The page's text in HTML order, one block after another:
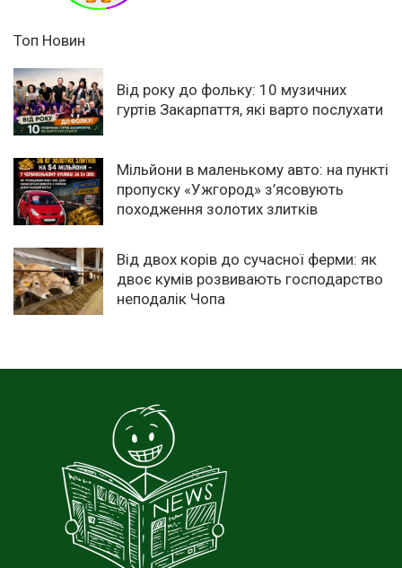
Топ Новин
Від року до фольку: 10 музичних
гуртів Закарпаття, які варто послухати
Мільйони в маленькому авто: на пункті
пропуску «Ужгород» з’ясовують
походження золотих злитків
Від двох корів до сучасної ферми: як
двоє кумів розвивають господарство
неподалік Чопа